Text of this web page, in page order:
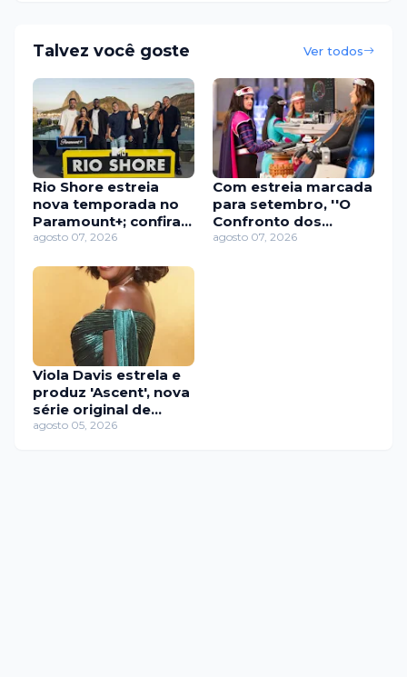
Talvez você goste Ver todos
Rio Shore estreia
nova temporada no
Paramount+; confira
quem passou pela
agosto 07, 2026
Com estreia marcada
para setembro, ''O
Confronto dos
Thundermans'' ganha
agosto 07, 2026
Viola Davis estrela e
produz 'Ascent', nova
série original de
suspense do
agosto 05, 2026